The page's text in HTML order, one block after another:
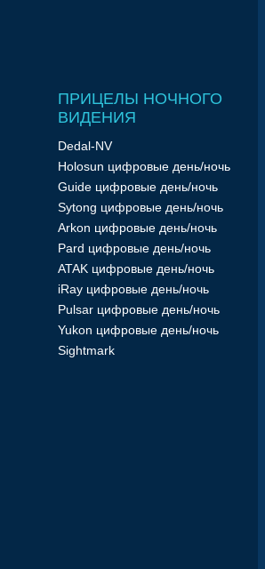
ПРИЦЕЛЫ НОЧНОГО
ВИДЕНИЯ
Dedal-NV
Holosun цифровые день/ночь
Guide цифровые день/ночь
Sytong цифровые день/ночь
Arkon цифровые день/ночь
Pard цифровые день/ночь
ATAK цифровые день/ночь
iRay цифровые день/ночь
Pulsar цифровые день/ночь
Yukon цифровые день/ночь
Sightmark